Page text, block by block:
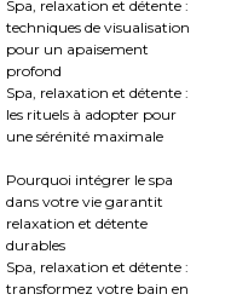
Spa, relaxation et détente :
techniques de visualisation
pour un apaisement
profond
Spa, relaxation et détente :
les rituels à adopter pour
une sérénité maximale
Pourquoi intégrer le spa
dans votre vie garantit
relaxation et détente
durables
Spa, relaxation et détente :
transformez votre bain en